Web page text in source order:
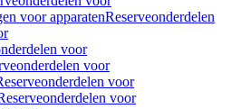
voor apparatenReserveonderdelen
voor
voor
voor
voor